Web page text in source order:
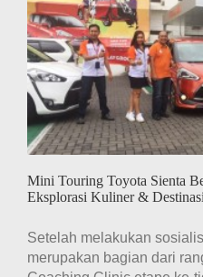
Etape
Ketiga
di
Bali
Mini Touring Toyota Sienta
Eksplorasi Kuliner &
Setelah melakukan
merupakan bagian dari